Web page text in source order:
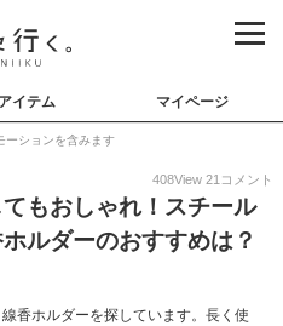
イテム マイページ
ーションを含みます
408View 21 コメント
もおしゃれ！スチール
ルダーのおすすめは？
香ホルダーを探しています。長く使